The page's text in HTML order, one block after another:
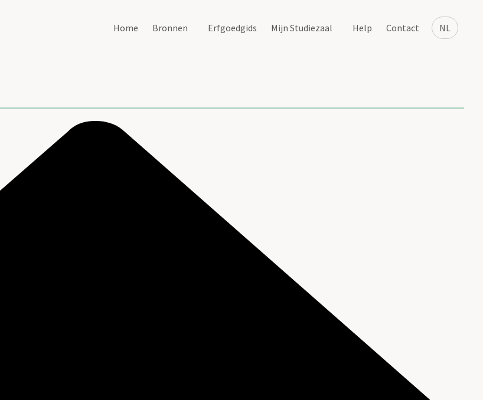
NL
Home Bronnen Erfgoedgids Mijn Studiezaal Help Contact